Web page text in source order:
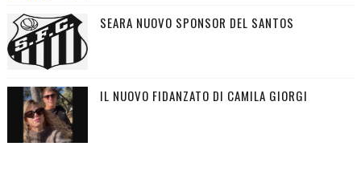
SEARA NUOVO SPONSOR DEL SANTOS
IL NUOVO FIDANZATO DI CAMILA GIORGI